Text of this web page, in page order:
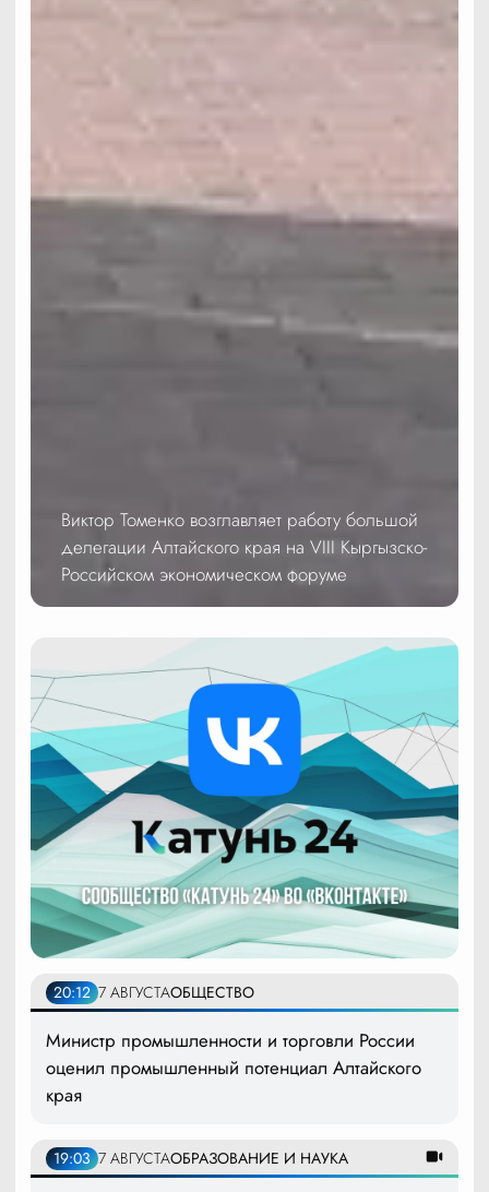
Виктор Томенко возглавляет работу большой
делегации Алтайского края на VIII Кыргызско-
Российском экономическом форуме
20:12 7 АВГУСТАОБЩЕСТВО
Министр промышленности и торговли России
оценил промышленный потенциал Алтайского
края
19:03 7 АВГУСТАОБРАЗОВАНИЕ И НАУКА